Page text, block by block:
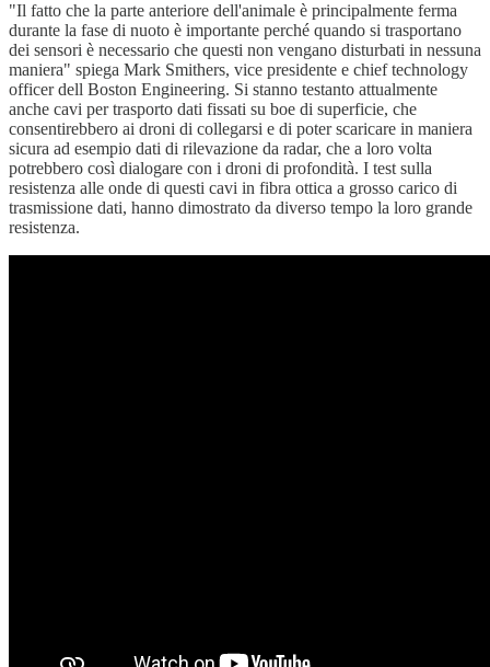
"Il fatto che la parte anteriore dell'animale è principalmente ferma
durante la fase di nuoto è importante perché quando si trasportano
dei sensori è necessario che questi non vengano disturbati in nessuna
maniera" spiega Mark Smithers, vice presidente e chief technology
officer dell Boston Engineering. Si stanno testanto attualmente
anche cavi per trasporto dati fissati su boe di superficie, che
consentirebbero ai droni di collegarsi e di poter scaricare in maniera
sicura ad esempio dati di rilevazione da radar, che a loro volta
potrebbero così dialogare con i droni di profondità. I test sulla
resistenza alle onde di questi cavi in fibra ottica a grosso carico di
trasmissione dati, hanno dimostrato da diverso tempo la loro grande
resistenza.